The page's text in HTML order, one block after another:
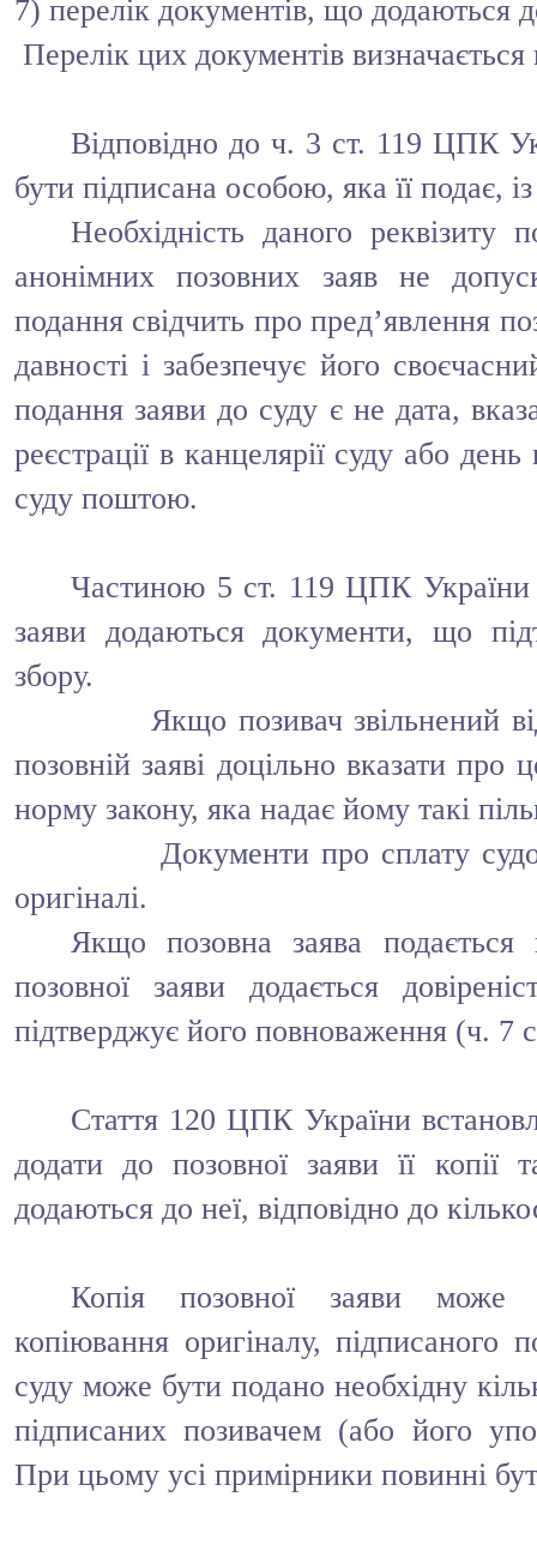
7) перелік документів, що додаються
Перелік цих документів
Відповідно до ч. 3 ст. 119 ЦПК
бути підписана особою, яка її подає,
Необхідність даного
анонімних позовних заяв не
подання свідчить про пред’явлення
давності і забезпечує його
подання заяви до суду є не дата,
реєстрації в канцелярії суду або
суду поштою.
Частиною 5 ст. 119 ЦПК України
заяви додаються документи, що
збору.
Якщо позивач звільнений від
позовній заяві доцільно вказати
норму закону, яка надає йому такі
Документи про сплату
оригіналі.
Якщо позовна заява подається
позовної заяви додається
підтверджує його повноваження (ч. 7
Стаття 120 ЦПК України
додати до позовної заяви її копії
додаються до неї, відповідно до
Копія позовної заяви може
копіювання оригіналу, підписаного
суду може бути подано необхідну
підписаних позивачем (або його
При цьому усі примірники повинні